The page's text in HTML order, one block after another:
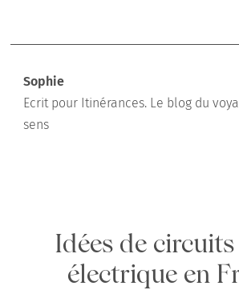
Sophie
Ecrit pour Itinérances. Le blog du
sens
Idées de
électrique en